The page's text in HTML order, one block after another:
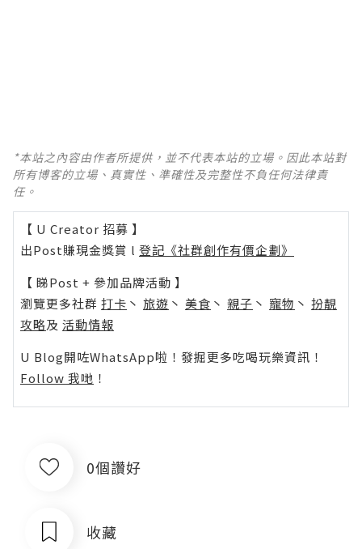
*本站之內容由作者所提供，並不代表本站的立場。因此本站對
所有博客的立場、真實性、準確性及完整性不負任何法律責
任。
【 U Creator 招募 】
出Post賺現金獎賞 l 登記《社群創作有價企劃》
【 睇Post + 參加品牌活動 】
瀏覽更多社群 打卡 丶 旅遊 丶 美食 丶 親子 丶 寵物 丶 扮靚
攻略及 活動情報
U Blog開咗WhatsApp啦！發掘更多吃喝玩樂資訊！
Follow 我哋 ！
0個讚好
收藏